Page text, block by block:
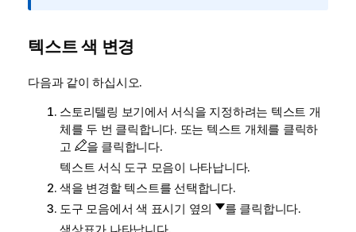
모
텍스트 색 변경
다음과 같이 하십시오.
스토리텔링 보기에서 서식을 지정하려는 텍스트 개
체를 두 번 클릭합니다. 또는 텍스트 개체를 클릭하
고
을 클릭합니다.
텍스트 서식 도구 모음이 나타납니다.
색을 변경할 텍스트를 선택합니다.
도구 모음에서 색 표시기 옆의
를 클릭합니다.
색상표가 나타납니다.